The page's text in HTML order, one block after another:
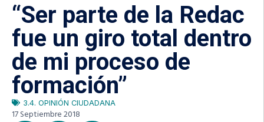
“Ser parte de la Redac
fue un giro total dentro
de mi proceso de
formación”
3.4. OPINIÓN CIUDADANA
17 Septiembre 2018